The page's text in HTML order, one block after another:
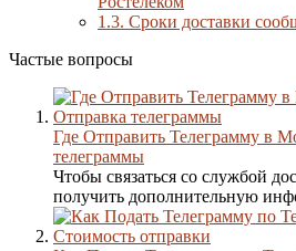
1.3. Сроки доставки
Частые вопросы
Где Отправить Телеграмму в
телеграммы
Чтобы связаться со службой
получить дополнительную